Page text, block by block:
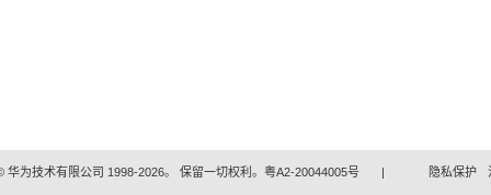
华为技术有限公司 1998-2026。 保留一切权利。粤A2-20044005号 | 隐私保护